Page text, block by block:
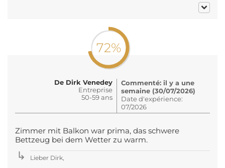
72%
De Dirk Venedey
Entreprise
50-59 ans
Commenté: il y a une
semaine (30/07/2026)
Date d'expérience:
07/2026
Zimmer mit Balkon war prima, das schwere
Bettzeug bei dem Wetter zu warm.
Lieber Dirk,